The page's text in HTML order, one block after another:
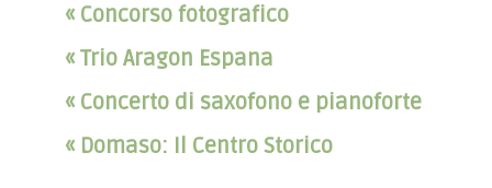
« Concorso fotografico
« Trio Aragon Espana
« Concerto di saxofono e pianoforte
« Domaso: Il Centro Storico